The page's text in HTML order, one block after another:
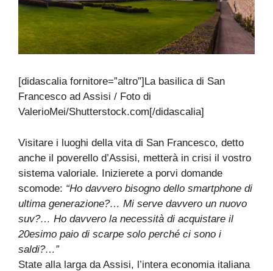
[didascalia fornitore=”altro”]La basilica di San
Francesco ad Assisi / Foto di
ValerioMei/Shutterstock.com[/didascalia]
Visitare i luoghi della vita di San Francesco, detto
anche il poverello d’Assisi, metterà in crisi il vostro
sistema valoriale. Inizierete a porvi domande
scomode: “Ho davvero bisogno dello smartphone di
ultima generazione?… Mi serve davvero un nuovo
suv?… Ho davvero la necessità di acquistare il
20esimo paio di scarpe solo perché ci sono i
saldi?…”
State alla larga da Assisi, l’intera economia italiana